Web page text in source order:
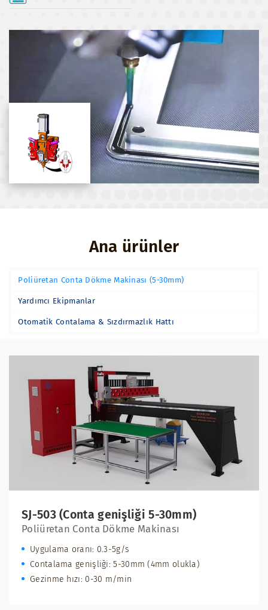
Ana ürünler
Poliüretan Conta Dökme Makinası (5-30mm)
Yardımcı Ekipmanlar
Otomatik Contalama & Sızdırmazlık Hattı
SJ-503 (Conta genişliği 5-30mm)
Poliüretan Conta Dökme Makinası
Uygulama oranı: 0.3-5g/s
Contalama genişliği: 5-30mm (4mm olukla)
Gezinme hızı: 0-30 m/min